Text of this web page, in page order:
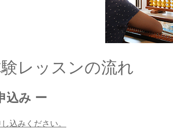
レッスンの流れ
込み ー
込みください。